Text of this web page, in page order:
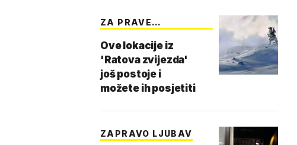
ZA PRAVE
Ove lokacije iz
'Ratova zvijezda'
još postoje i
možete ih posjetiti
ZAPRAVO LJUBAV